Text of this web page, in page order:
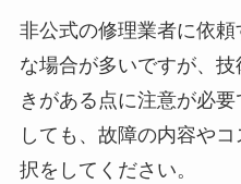
非公式の修理業者に依
な場合が多いですが、
きがある点に注意が必
しても、故障の内容や
択をしてください。